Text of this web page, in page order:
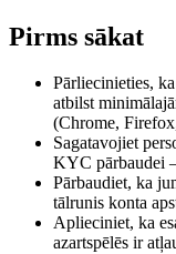
Pirms sākat
Pārliecinieties,
atbilst
(Chrome,
Sagatavojiet
KYC pārbaudei
Pārbaudiet, ka
tālrunis konta
Aplieciniet, ka
azartspēlēs ir